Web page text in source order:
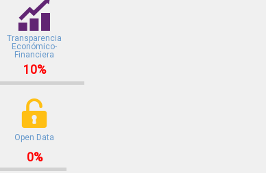
Transparencia
Económico-
Financiera
10%
Open Data
0%